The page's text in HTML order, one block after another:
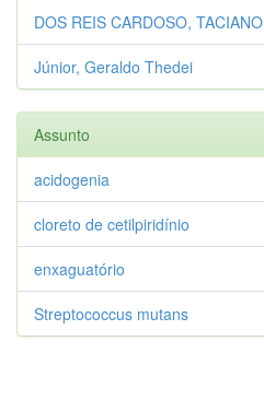
DOS REIS CARDOSO, TACIANO
Júnior, Geraldo Thedei
Assunto
acidogenia
cloreto de cetilpiridínio
enxaguatório
Streptococcus mutans